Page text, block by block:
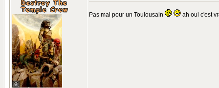
Pas mal pour un Toulousain ah oui c'est